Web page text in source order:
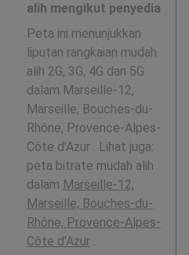
alih mengikut penyedia
Peta ini menunjukkan
liputan rangkaian mudah
alih 2G, 3G, 4G dan 5G
dalam Marseille-12,
Marseille, Bouches-du-
Rhône, Provence-Alpes-
Côte d'Azur . Lihat juga:
peta bitrate mudah alih
dalam Marseille-12,
Marseille, Bouches-du-
Rhône, Provence-Alpes-
Côte d'Azur.